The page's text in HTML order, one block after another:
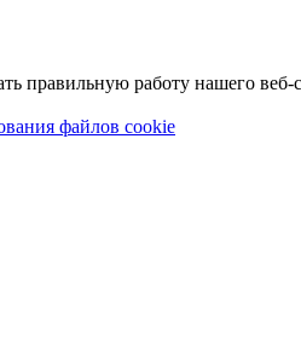
правильную работу нашего веб-
файлов cookie